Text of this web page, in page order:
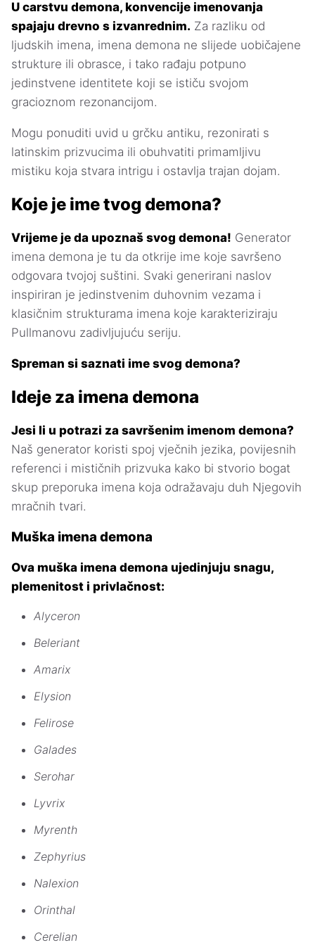
U carstvu demona, konvencije imenovanja
spajaju drevno s izvanrednim. Za razliku od
ljudskih imena, imena demona ne slijede uobičajene
strukture ili obrasce, i tako rađaju potpuno
jedinstvene identitete koji se ističu svojom
gracioznom rezonancijom.
Mogu ponuditi uvid u grčku antiku, rezonirati s
latinskim prizvucima ili obuhvatiti primamljivu
mistiku koja stvara intrigu i ostavlja trajan dojam.
Koje je ime tvog demona?
Vrijeme je da upoznaš svog demona! Generator
imena demona je tu da otkrije ime koje savršeno
odgovara tvojoj suštini. Svaki generirani naslov
inspiriran je jedinstvenim duhovnim vezama i
klasičnim strukturama imena koje karakteriziraju
Pullmanovu zadivljujuću seriju.
Spreman si saznati ime svog demona?
Ideje za imena demona
Jesi li u potrazi za savršenim imenom demona?
Naš generator koristi spoj vječnih jezika, povijesnih
referenci i mističnih prizvuka kako bi stvorio bogat
skup preporuka imena koja odražavaju duh Njegovih
mračnih tvari.
Muška imena demona
Ova muška imena demona ujedinjuju snagu,
plemenitost i privlačnost:
Alyceron
Beleriant
Amarix
Elysion
Felirose
Galades
Serohar
Lyvrix
Myrenth
Zephyrius
Nalexion
Orinthal
Cerelian